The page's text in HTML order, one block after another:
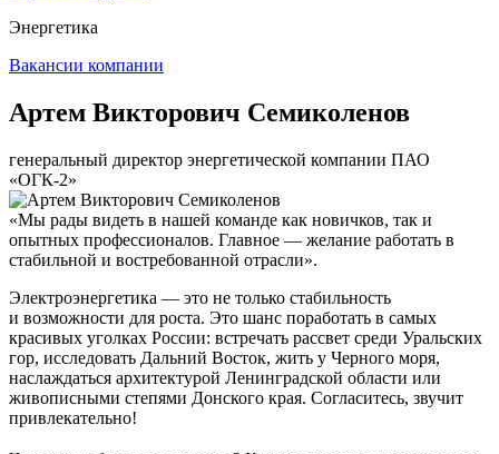
Энергетика
Вакансии компании
Артем Викторович Семиколенов
генеральный директор энергетической компании ПАО
«ОГК-2»
«Мы рады видеть в нашей команде как новичков, так и
опытных профессионалов. Главное — желание работать в
стабильной и востребованной отрасли».
Электроэнергетика — это не только стабильность
и возможности для роста. Это шанс поработать в самых
красивых уголках России: встречать рассвет среди Уральских
гор, исследовать Дальний Восток, жить у Черного моря,
наслаждаться архитектурой Ленинградской области или
живописными степями Донского края. Согласитесь, звучит
привлекательно!